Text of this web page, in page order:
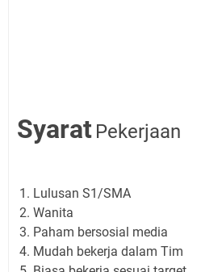
Syarat Pekerjaan
Lulusan S1/SMA
Wanita
Paham bersosial media
Mudah bekerja dalam Tim